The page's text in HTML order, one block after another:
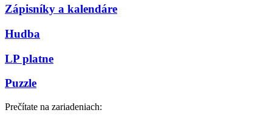
Zápisníky a kalendáre
Hudba
LP platne
Puzzle
Prečítate na zariadeniach: